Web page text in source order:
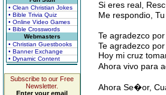
• Clean Christian Jokes
• Bible Trivia Quiz
• Online Video Games
• Bible Crosswords
Webmasters
• Christian Guestbooks
• Banner Exchange
• Dynamic Content
Subscribe to our Free
Newsletter.
Enter your email
Si eres real,
Me respondio,
Te agradezco
Te agradezco
Hoy mi cruz
Ahora vivo para
Ahora Se�or,